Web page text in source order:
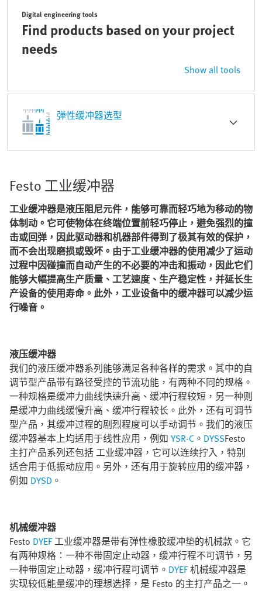
Digital engineering tools
Find products based on your project
needs
Show all tools
弹性缓冲器选型
Festo 工业缓冲器
工业缓冲器是液压阻尼元件，能够可靠而轻巧地为移动的物
体制动。它可使物体在终端位置前轻巧停止，避免强烈的撞
击或回弹，因此驱动器和机器部件得到了极其有效的保护，
而不会出现磨损或毁坏。由于工业缓冲器的使用减少了运动
过程中因碰撞而自动产生的不必要的冲击和振动，因此它们
能够大幅提高生产质量、工艺速度、生产稳定性，并延长生
产设备的使用寿命。此外，工业设备中的缓冲器可以减少运
行噪音。
液压缓冲器
我们的液压缓冲器系列能够满足各种各样的需求。其中的自
调节型产品带有路径受控的节流功能，有两种不同的规格。
一种规格是缓冲力曲线快速升高、缓冲行程较短，另一种则
是缓冲力曲线缓慢升高、缓冲行程较长。此外，还有可调节
型产品，其缓冲过程的剧烈程度可以手动调节。我们的液压
缓冲器基本上均适用于线性应用，例如 YSR-C 。 DYSSFesto
主打产品系列还包括 工业缓冲器，它可以连续拧入，特别
适合用于低振动应用。另外，还有用于旋转应用的缓冲器，
例如 DYSD 。
机械缓冲器
Festo DYEF工业缓冲器是带有弹性橡胶缓冲垫的机械款。它
有两种规格：一种不带固定止动器，缓冲行程不可调节，另
一种带固定止动器，缓冲行程可调节。 DYEF机械缓冲器是
实现较低能量缓冲的理想选择，是 Festo 的主打产品之一。